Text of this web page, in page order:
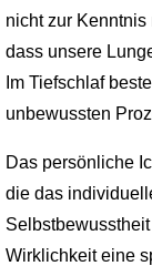
nicht zur Kenntnis
dass unsere
Im Tiefschlaf
unbewussten
Das persönliche
die das
Wirklichkeit eine